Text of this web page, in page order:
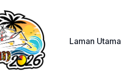
Laman Utama